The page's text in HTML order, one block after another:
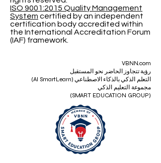
ISO 9001:2015 Quality Management
System certified by an independent
certification body accredited within
the International Accreditation Forum
(IAF) framework.
VBNN.com
رؤية تتجاوز الحاضر نحو المستقبل
التعلم الذكي بالذكاء الاصطناعي (AI SmartLearn)
مجموعة التعليم الذكي
(SMART EDUCATION GROUP)